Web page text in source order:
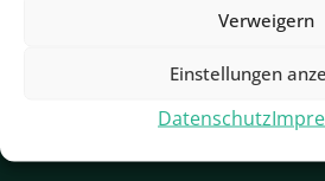
Verweigern
Einstellungen
Datenschutz